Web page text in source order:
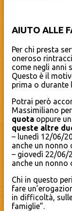
AIUTO ALLE
Per chi presta
oneroso
come negli anni
Questo è il
prima o durante
Potrai però
Massimiliano
quota oppure un
queste altre
– lunedì 12/06/
anche un nonno
– giovedì 22/06/
anche un nonno
Chi in questo
fare
in difficoltà,
famiglie”.